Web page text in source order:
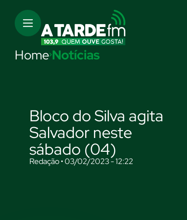
Home Notícias
Bloco do Silva agita
Salvador neste
sábado (04)
Redação • 03/02/2023 - 12:22